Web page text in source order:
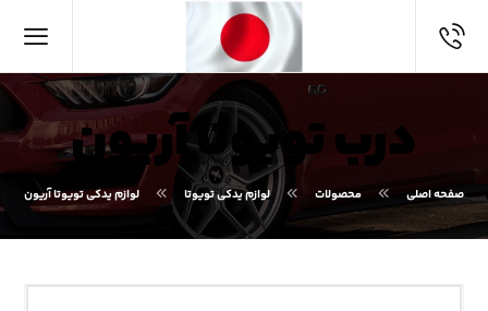
درب تویوتا آریون
صفحه اصلی محصولات لوازم یدکی تویوتا لوازم یدکی تویوتا آریون